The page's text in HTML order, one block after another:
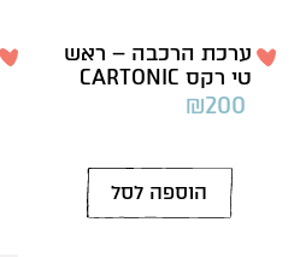
ערכת הרכבה – ראש
טי רקס CARTONIC
₪200
הוספה לסל